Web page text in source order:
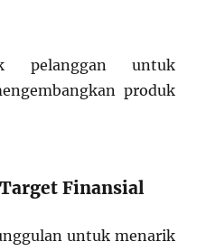
pelanggan untuk
produk
Finansial
untuk menarik